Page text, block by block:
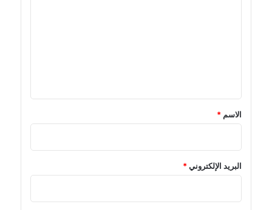
*
الاسم *
البريد الإلكتروني*